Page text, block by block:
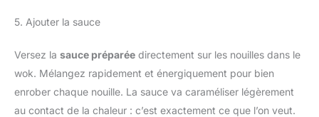
5. Ajouter la sauce
Versez la sauce préparée directement sur les nouilles dans le
wok. Mélangez rapidement et énergiquement pour bien
enrober chaque nouille. La sauce va caraméliser légèrement
au contact de la chaleur : c’est exactement ce que l’on veut.